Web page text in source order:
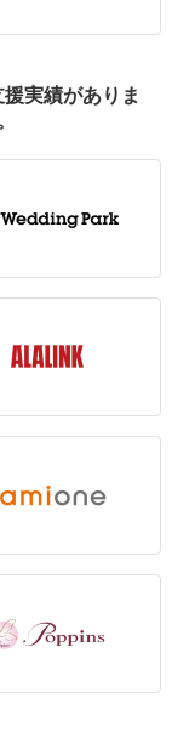
実績がありま